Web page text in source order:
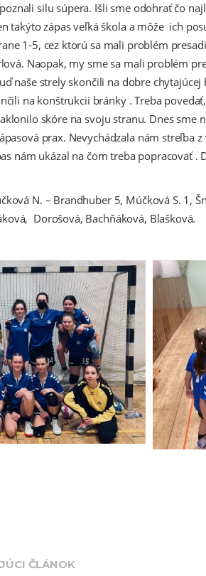
silu súpera. Išli sme odohrať čo
takýto zápas veľká škola a môže ich
1-5, cez ktorú sa mali problém
Naopak, my sme sa mali problém
naše strely skončili na dobre
na konštrukcii bránky . Treba
skóre na svoju stranu. Dnes sme
prax. Nevychádzala nám streľba
nám ukázal na čom treba popracovať .
N. – Brandhuber 5, Múčková S. 1,
Dorošová, Bachňáková, Blašková.
ČLÁNOK